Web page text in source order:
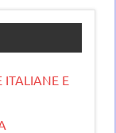
ITALIANE E